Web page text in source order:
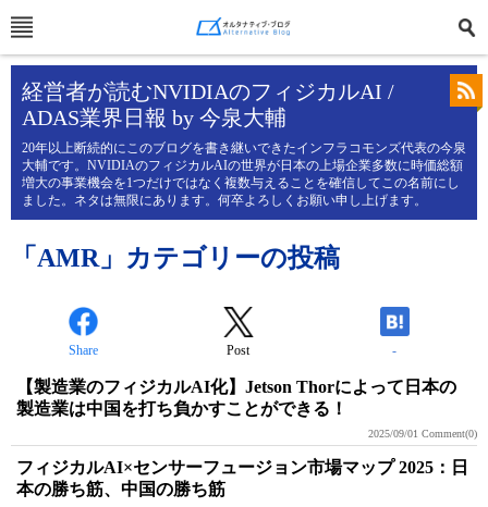
経営者が読むNVIDIAのフィジカルAI /
ADAS業界日報 by 今泉大輔
20年以上断続的にこのブログを書き継いできたインフラコモンズ代表の今泉
大輔です。NVIDIAのフィジカルAIの世界が日本の上場企業多数に時価総額
増大の事業機会を1つだけではなく複数与えることを確信してこの名前にし
ました。ネタは無限にあります。何卒よろしくお願い申し上げます。
「AMR」カテゴリーの投稿
Share Post -
【製造業のフィジカルAI化】Jetson Thorによって日本の
製造業は中国を打ち負かすことができる！
2025/09/01 Comment(0)
フィジカルAI×センサーフュージョン市場マップ 2025：日
本の勝ち筋、中国の勝ち筋